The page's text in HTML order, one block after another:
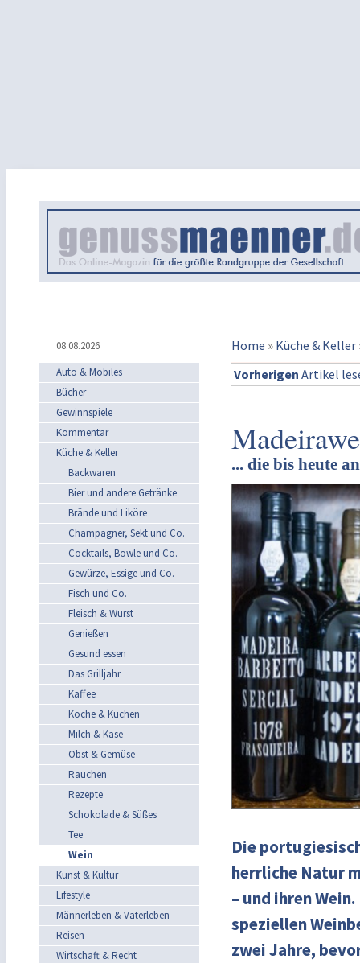
08.08.2026 Home » Küche & Keller
Auto & Mobiles
Bücher
Gewinnspiele
Kommentar
Küche & Keller
Backwaren
Bier und andere Getränke
Brände und Liköre
Champagner, Sekt und Co.
Cocktails, Bowle und Co.
Gewürze, Essige und Co.
Fisch und Co.
Fleisch & Wurst
Genießen
Gesund essen
Das Grilljahr
Kaffee
Köche & Küchen
Milch & Käse
Obst & Gemüse
Rauchen
Rezepte
Schokolade & Süßes
Tee
Wein
Kunst & Kultur
Lifestyle
Männerleben & Vaterleben
Reisen
Wirtschaft & Recht
Vorherigen Artikel
... die bis heute
Die
herrliche Natur
– und ihren
speziellen
zwei Jahre,